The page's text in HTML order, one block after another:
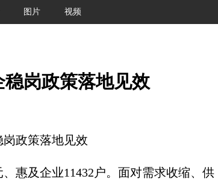
图片 视频
稳岗政策落地见效
政策落地见效
及企业11432户。面对需求收缩、供